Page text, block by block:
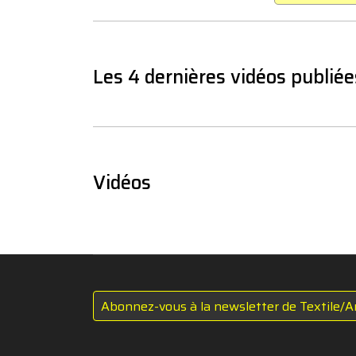
Les 4 dernières vidéos
Vidéos
Abonnez-vous à la newsletter de Textile/